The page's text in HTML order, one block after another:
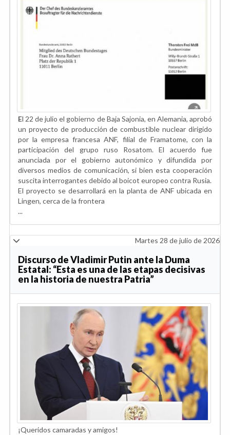
El 22 de julio el gobierno de Baja Sajonia, en Alemania, aprobó
un proyecto de producción de combustible nuclear dirigido
por la empresa francesa ANF, filial de Framatome, con la
participación del grupo ruso Rosatom. El acuerdo fue
anunciada por el gobierno autonómico y difundida por
diversos medios de comunicación, si bien esta cooperación
suscita interrogantes debido al boicot europeo contra Rusia.
El proyecto se desarrollará en la planta de ANF ubicada en
Lingen, cerca de la frontera
...
Martes 28 de julio de 2026
Discurso de Vladimir Putin ante la Duma
Estatal: “Esta es una de las etapas decisivas
en la historia de nuestra Patria”
¡Queridos camaradas y amigos!